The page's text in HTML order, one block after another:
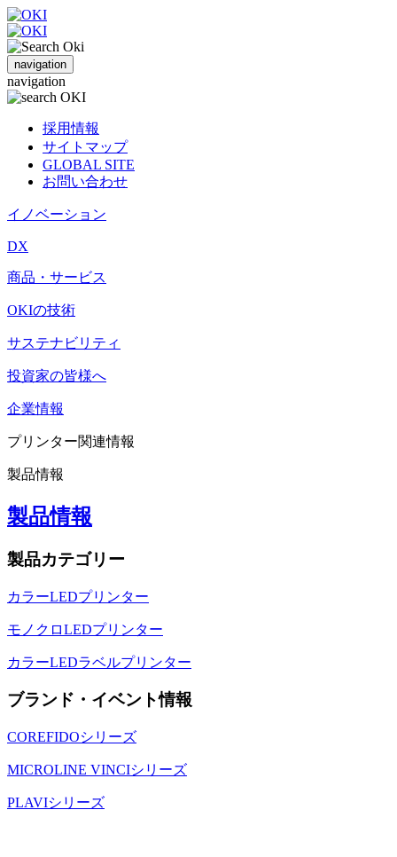
navigation
navigation
採用情報
サイトマップ
GLOBAL SITE
お問い合わせ
イノベーション
DX
商品・サービス
OKIの技術
サステナビリティ
投資家の皆様へ
企業情報
プリンター関連情報
製品情報
製品情報
製品カテゴリー
カラーLEDプリンター
モノクロLEDプリンター
カラーLEDラベルプリンター
ブランド・イベント情報
COREFIDOシリーズ
MICROLINE VINCIシリーズ
PLAVIシリーズ